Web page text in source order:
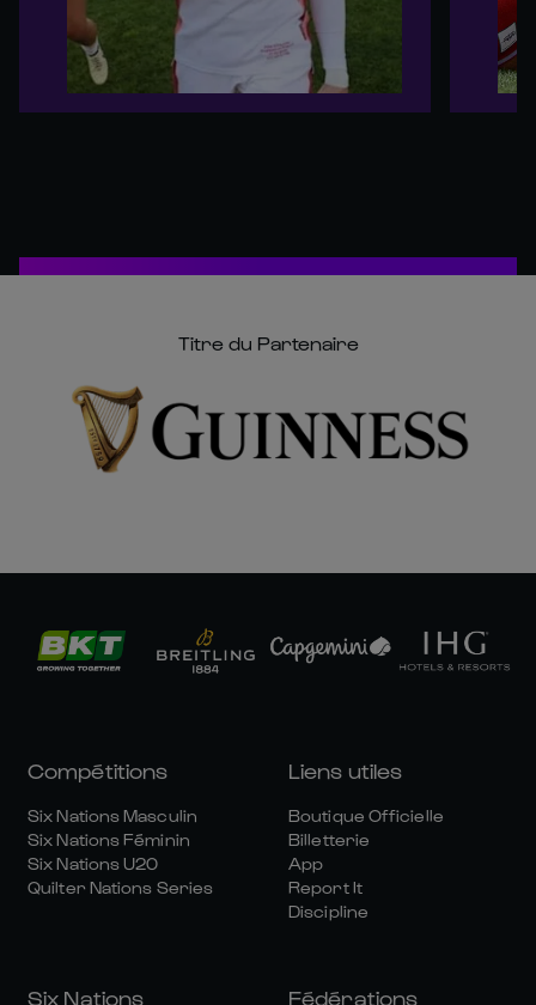
Titre du Partenaire
Compétitions
Six Nations Masculin
Six Nations Féminin
Six Nations U20
Quilter Nations Series
Liens utiles
Boutique Officielle
Billetterie
App
Report It
Discipline
Six Nations Fédérations